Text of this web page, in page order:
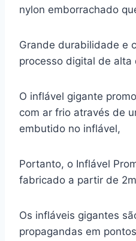
nylon emborrachado
Grande durabilidade e
processo digital de alta
O inflável gigante
com ar frio através de
embutido no inflável,
Portanto, o Inflável
fabricado a partir de
Os infláveis gigantes
propagandas em